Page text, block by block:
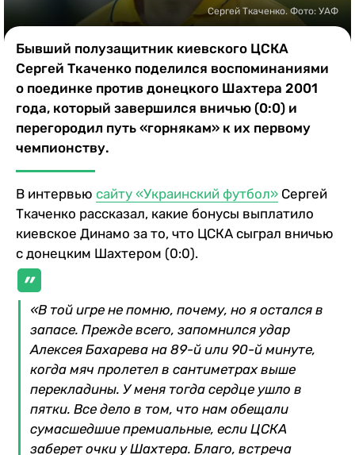
Сергей Ткаченко. Фото: УАФ
Бывший полузащитник киевского ЦСКА
Сергей Ткаченко поделился воспоминаниями
о поединке против донецкого Шахтера 2001
года, который завершился вничью (0:0) и
перегородил путь «горнякам» к их первому
чемпионству.
В интервью сайту «Украинский футбол» Сергей
Ткаченко рассказал, какие бонусы выплатило
киевское Динамо за то, что ЦСКА сыграл вничью
с донецким Шахтером (0:0).
«В той игре не помню, почему, но я остался в
запасе. Прежде всего, запомнился удар
Алексея Бахарева на 89-й или 90-й минуте,
когда мяч пролетел в сантиметрах выше
перекладины. У меня тогда сердце ушло в
пятки. Все дело в том, что нам обещали
сумасшедшие премиальные, если ЦСКА
заберет очки у Шахтера. Благо, встреча